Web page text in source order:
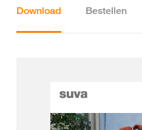
Download Bestellen